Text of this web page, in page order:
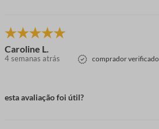
Caroline L.
4 semanas atrás comprador verificado
esta avaliação foi útil?